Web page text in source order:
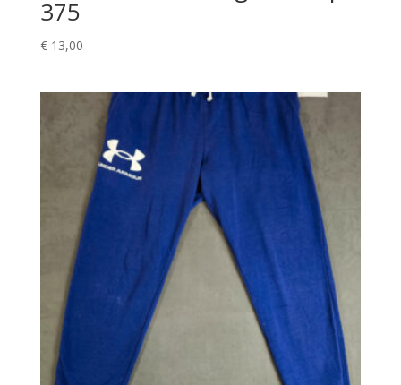
375
€13,00